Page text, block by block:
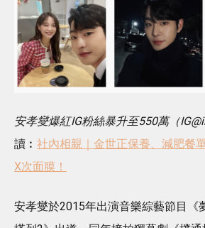
安孝燮爆紅IG粉絲暴升至550萬（
讀︰ 社內相親｜金世正保養、減肥餐
X次面膜！
安孝燮於2015年出演音樂綜藝節目《